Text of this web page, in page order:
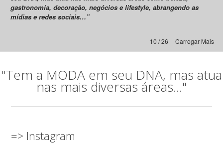
gastronomia, decoração, negócios e lifestyle, abrangendo as
mídias e redes sociais…”
Carregar Mais
10 / 26
"Tem a MODA em seu DNA, mas atua
nas mais diversas áreas..."
=> Instagram